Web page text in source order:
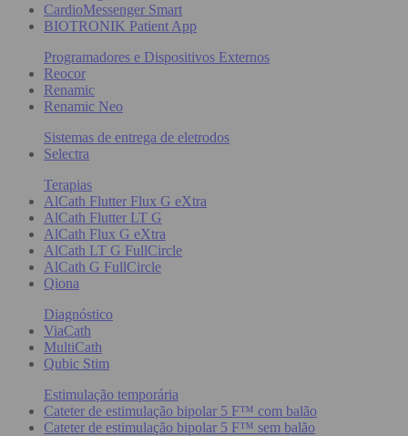
CardioMessenger Smart
BIOTRONIK Patient App
Programadores e Dispositivos Externos
Reocor
Renamic
Renamic Neo
Sistemas de entrega de eletrodos
Selectra
Terapias
AlCath Flutter Flux G eXtra
AlCath Flutter LT G
AlCath Flux G eXtra
AlCath LT G FullCircle
AlCath G FullCircle
Qiona
Diagnóstico
ViaCath
MultiCath
Qubic Stim
Estimulação temporária
Cateter de estimulação bipolar 5 F™ com balão
Cateter de estimulação bipolar 5 F™ sem balão